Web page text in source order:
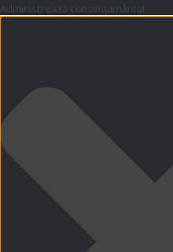
Administrează consimțământul